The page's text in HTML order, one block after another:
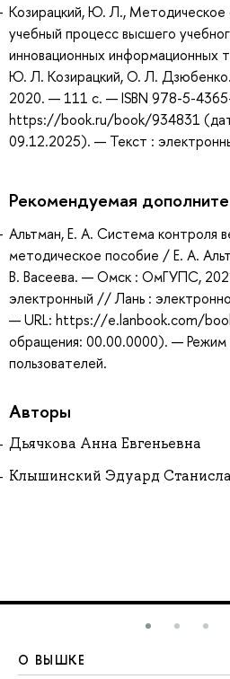
Козирацкий, Ю. Л., Методическое
учебный процесс высшего
инновационных информационных
Ю. Л. Козирацкий, О. Л.
2020. — 111 с. — ISBN 978-5-
https://book.ru/book/934831
09.12.2025). — Текст :
Рекомендуемая
Альтман, Е. А. Система контроля
методическое пособие / Е. А.
В. Васеева. — Омск : ОмГУПС,
электронный // Лань :
— URL: https://e.lanbook.com/
обращения: 00.00.0000). — Режим
пользователей.
Авторы
Дьячкова Анна Евгеньевна
Клышинский Эдуард
О ВЫШКЕ